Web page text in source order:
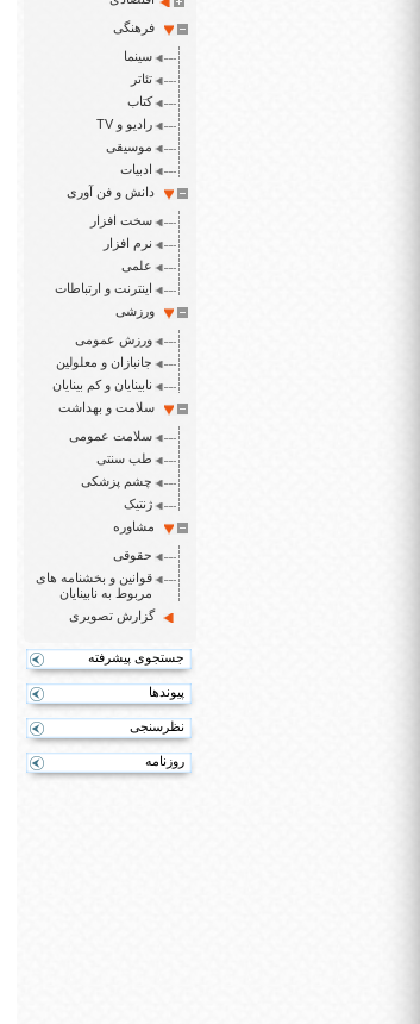
فرهنگی
سینما
تئاتر
کتاب
رادیو و TV
موسیقی
ادبیات
دانش و فن آوری
سخت افزار
نرم افزار
علمی
اینترنت و ارتباطات
ورزشی
ورزش عمومی
جانبازان و معلولین
نابینایان و کم بینایان
سلامت و بهداشت
سلامت عمومی
طب سنتی
چشم پزشکی
ژنتیک
مشاوره
حقوقی
قوانین و بخشنامه های
مربوط به نابینایان
گزارش تصویری
جستجوی پیشرفته
پیوندها
نظرسنجی
روزنامه